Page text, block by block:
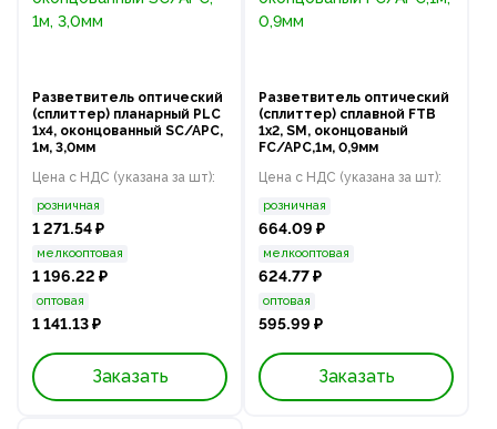
Разветвитель оптический
(сплиттер) планарный PLC
1х4, оконцованный SC/APC,
1м, 3,0мм
Цена с НДС (указана за шт):
розничная
1 271.54 ₽
мелкооптовая
1 196.22 ₽
оптовая
1 141.13 ₽
Заказать
Разветвитель оптический
(сплиттер) сплавной FTB
1х2, SM, оконцованый
FC/APC,1м, 0,9мм
Цена с НДС (указана за шт):
розничная
664.09 ₽
мелкооптовая
624.77 ₽
оптовая
595.99 ₽
Заказать